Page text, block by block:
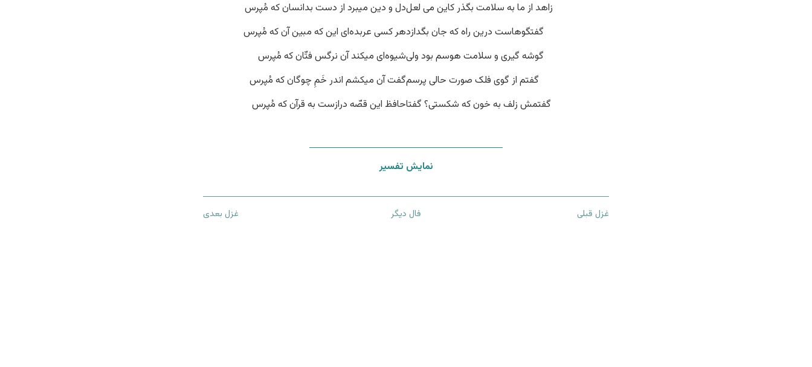
زاهد از ما به سلامت بگذر کاین می لعلدل و دین میبرد از دست بدانسان که مُپرس
گفتگوهاست درین راه که جان بگدازدهر کسی عربده‌ای این که مبین آن که مُپرس
گوشه گیری و سلامت هوسم بود ولیشیوه‌ای میکند آن نرگس فتّان که مُپرس
گفتم از گوی فلک صورت حالی پرسمگفت آن میکشم اندر خَمِ چوگان که مُپرس
گفتمش زلف به خون که شکستی؟ گفتاحافظ این قصّه درازست به قرآن که مُپرس
نمایش تفسیر
غزل قبلی فال دیگر غزل بعدی